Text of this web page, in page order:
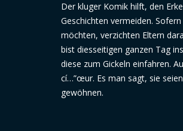
Der kluger Komik hilft, den
Geschichten vermeiden.
möchten, verzichten Eltern
bist diesseitigen ganzen Tag
diese zum Gickeln einfahren.
cí…”œur. Es man sagt, sie
gewöhnen.